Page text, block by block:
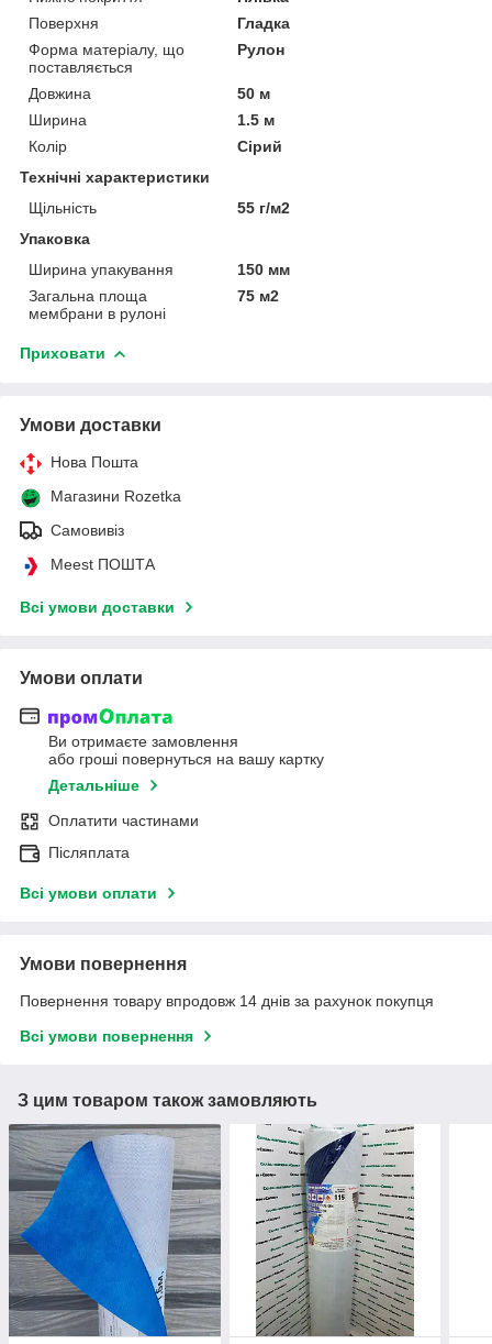
Поверхня
Гладка
Форма матеріалу, що
поставляється
Рулон
Довжина
50 м
Ширина
1.5 м
Колір
Сірий
Технічні характеристики
Щільність
55 г/м2
Упаковка
Ширина упакування
150 мм
Загальна площа
мембрани в рулоні
75 м2
Приховати
Умови доставки
Нова Пошта
Магазини Rozetka
Самовивіз
Meest ПОШТА
Всі умови доставки
Умови оплати
Ви отримаєте замовлення
або гроші повернуться на вашу картку
Детальніше
Оплатити частинами
Післяплата
Всі умови оплати
Умови повернення
Повернення товару впродовж 14 днів за рахунок покупця
Всі умови повернення
З цим товаром також замовляють